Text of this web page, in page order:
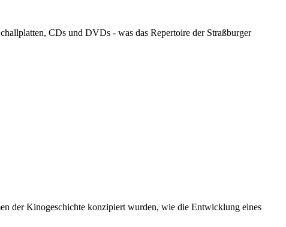
CDs und DVDs - was das Repertoire der Straßburger
der Kinogeschichte konzipiert wurden, wie die Entwicklung eines